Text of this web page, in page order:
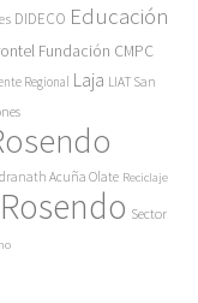
DIDECO Educación
Fundación CMPC
Regional Laja LIAT San
Acuña Olate Reciclaje
Sector